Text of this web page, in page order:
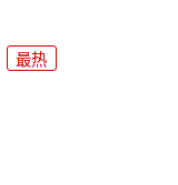
最热